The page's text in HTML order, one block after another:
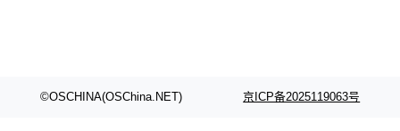
©OSCHINA(OSChina.NET) 京ICP备2025119063号